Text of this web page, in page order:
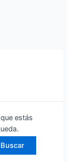
estás